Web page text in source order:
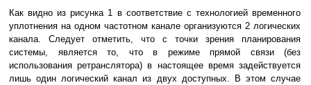
Как видно из рисунка 1 в соответствие с технологией временного
уплотнения на одном частотном канале организуются 2 логических
канала. Следует отметить, что с точки зрения планирования
системы, является то, что в режиме прямой связи (без
использования ретранслятора) в настоящее время задействуется
лишь один логический канал из двух доступных. В этом случае